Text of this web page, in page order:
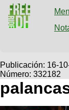
Galeria
XC
Viajes
Descenso
SUBÃ
tu
Buscar
Ultimos
Fotos
BicicleterÃ­
as
Bicicletas
Tandem
Videos
Cicloturismo
Publicación: 16-
Número: 332182